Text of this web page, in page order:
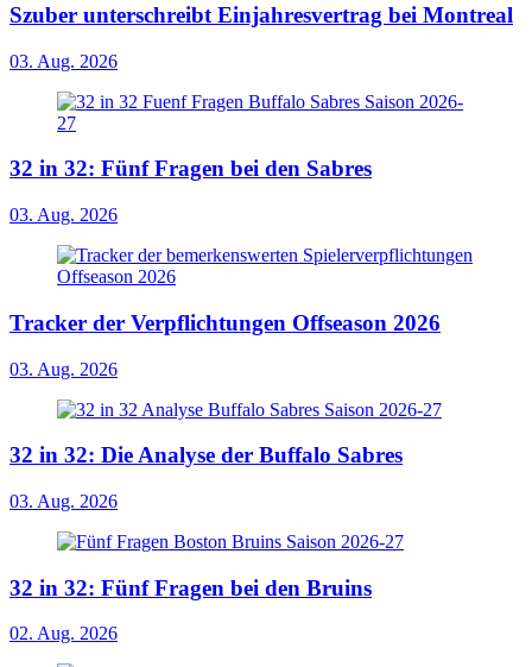
Szuber unterschreibt Einjahresvertrag bei Montreal
03. Aug. 2026
32 in 32: Fünf Fragen bei den Sabres
03. Aug. 2026
Tracker der Verpflichtungen Offseason 2026
03. Aug. 2026
32 in 32: Die Analyse der Buffalo Sabres
03. Aug. 2026
32 in 32: Fünf Fragen bei den Bruins
02. Aug. 2026